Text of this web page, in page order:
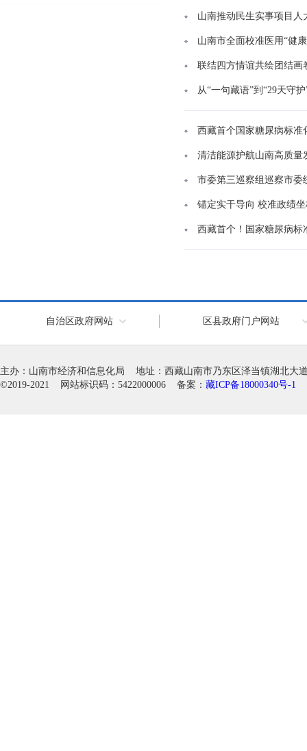
山南推动民生实事项目人
山南市全面校准医用“健
联结四方情谊共绘团结画
从“一句藏语”到“29天守护
西藏首个国家糖尿病标准
清洁能源护航山南高质量
市委第三巡察组巡察市委
锚定实干导向 校准政绩
西藏首个！国家糖尿病标
自治区政府网站 区县政府门户网站
主办：山南市经济和信息化局 地址：西藏山南市乃东区泽当镇湖北大
©2019-2021 网站标识码：5422000006 备案： 藏ICP备18000340号-1